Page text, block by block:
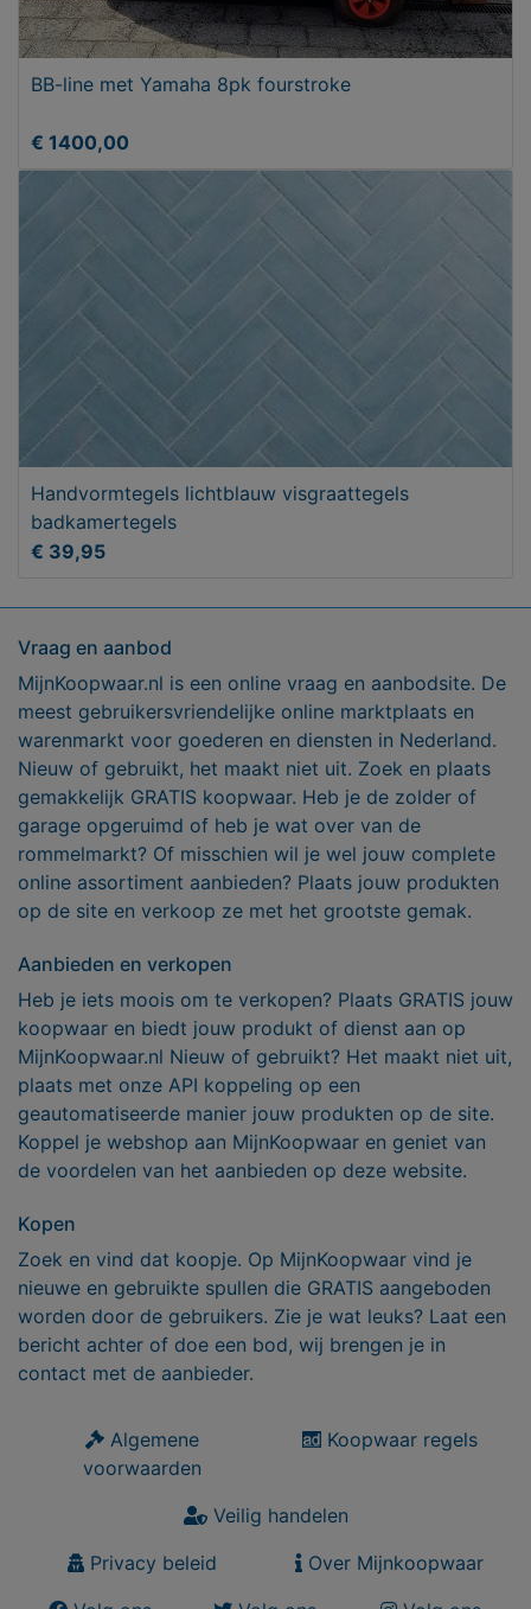
BB-line met Yamaha 8pk fourstroke
€ 1400,00
Handvormtegels lichtblauw visgraattegels
badkamertegels
€ 39,95
Vraag en aanbod
MijnKoopwaar.nl is een online vraag en aanbodsite. De
meest gebruikersvriendelijke online marktplaats en
warenmarkt voor goederen en diensten in Nederland.
Nieuw of gebruikt, het maakt niet uit. Zoek en plaats
gemakkelijk GRATIS koopwaar. Heb je de zolder of
garage opgeruimd of heb je wat over van de
rommelmarkt? Of misschien wil je wel jouw complete
online assortiment aanbieden? Plaats jouw produkten
op de site en verkoop ze met het grootste gemak.
Aanbieden en verkopen
Heb je iets moois om te verkopen? Plaats GRATIS jouw
koopwaar en biedt jouw produkt of dienst aan op
MijnKoopwaar.nl Nieuw of gebruikt? Het maakt niet uit,
plaats met onze API koppeling op een
geautomatiseerde manier jouw produkten op de site.
Koppel je webshop aan MijnKoopwaar en geniet van
de voordelen van het aanbieden op deze website.
Kopen
Zoek en vind dat koopje. Op MijnKoopwaar vind je
nieuwe en gebruikte spullen die GRATIS aangeboden
worden door de gebruikers. Zie je wat leuks? Laat een
bericht achter of doe een bod, wij brengen je in
contact met de aanbieder.
Algemene
voorwaarden
Koopwaar regels
Veilig handelen
Privacy beleid
Over Mijnkoopwaar